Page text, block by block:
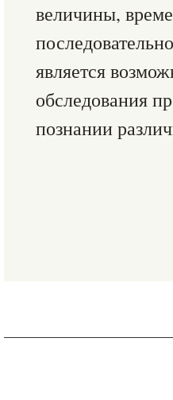
величины,
является
обследования
познании